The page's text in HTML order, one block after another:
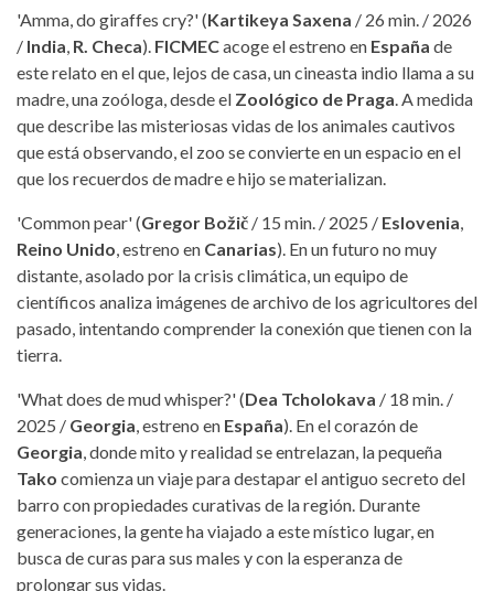
'Amma, do giraffes cry?' (Kartikeya Saxena / 26 min. / 2026
/ India, R. Checa). FICMECacoge el estreno en España de
este relato en el que, lejos de casa, un cineasta indio llama a su
madre, una zoóloga, desde el Zoológico de Praga. A medida
que describe las misteriosas vidas de los animales cautivos
que está observando, el zoo se convierte en un espacio en el
que los recuerdos de madre e hijo se materializan.
'Common pear' (Gregor Božič / 15 min. / 2025 / Eslovenia,
Reino Unido, estreno en Canarias). En un futuro no muy
distante, asolado por la crisis climática, un equipo de
científicos analiza imágenes de archivo de los agricultores del
pasado, intentando comprender la conexión que tienen con la
tierra.
'What does de mud whisper?' (Dea Tcholokava / 18 min. /
2025 / Georgia, estreno en España). En el corazón de
Georgia, donde mito y realidad se entrelazan, la pequeña
Tako comienza un viaje para destapar el antiguo secreto del
barro con propiedades curativas de la región. Durante
generaciones, la gente ha viajado a este místico lugar, en
busca de curas para sus males y con la esperanza de
prolongar sus vidas.